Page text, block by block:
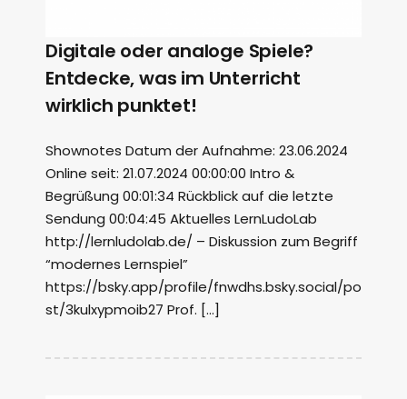
Digitale oder analoge Spiele?
Entdecke, was im Unterricht
wirklich punktet!
Shownotes Datum der Aufnahme: 23.06.2024
Online seit: 21.07.2024 00:00:00 Intro &
Begrüßung 00:01:34 Rückblick auf die letzte
Sendung 00:04:45 Aktuelles LernLudoLab
http://lernludolab.de/ – Diskussion zum Begriff
“modernes Lernspiel”
https://bsky.app/profile/fnwdhs.bsky.social/po
st/3kulxypmoib27 Prof. […]